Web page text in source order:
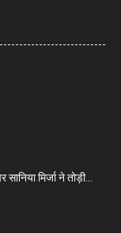
मिर्जा ने तोड़ी...